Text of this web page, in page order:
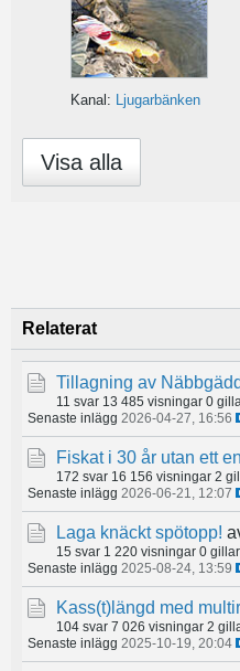
Kanal: Ljugarbänken
Visa alla
Relaterat
Tillagning av
11 svar 13 485 visningar 0
Senaste inlägg 2026-04-27, 16:56
Fiskat i 30 år utan ett
172 svar 16 156 visningar 2
Senaste inlägg 2026-06-21, 12:07
Laga knäckt spötopp!
15 svar 1 220 visningar 0 gillar
Senaste inlägg 2025-08-24, 13:59
Kass(t)längd med
104 svar 7 026 visningar 2
Senaste inlägg 2025-10-19, 20:04